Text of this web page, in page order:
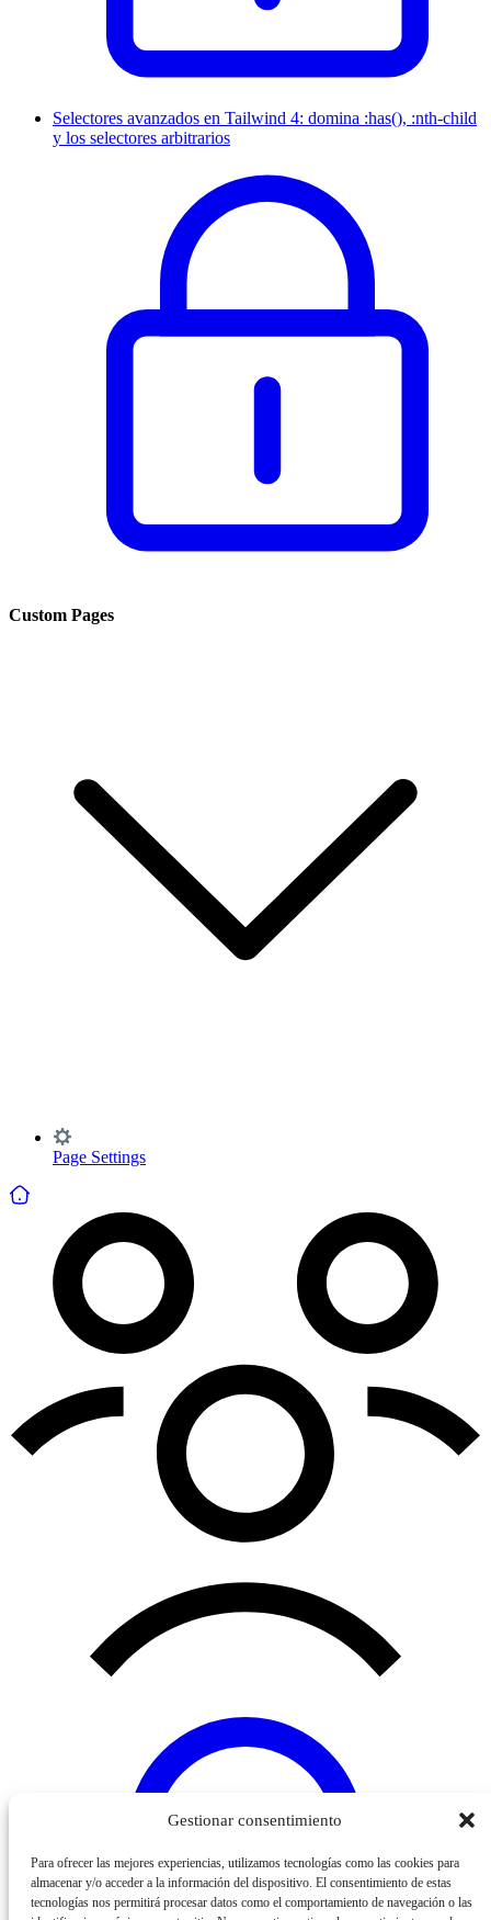
Gestionar consentimiento
Para ofrecer las mejores experiencias, utilizamos tecnologías como las cookies para
almacenar y/o acceder a la información del dispositivo. El consentimiento de estas
tecnologías nos permitirá procesar datos como el comportamiento de navegación o las
Selectores avanzados en Tailwind 4: domina :has(), :nth-child
y los selectores arbitrarios
Custom Pages
Page Settings